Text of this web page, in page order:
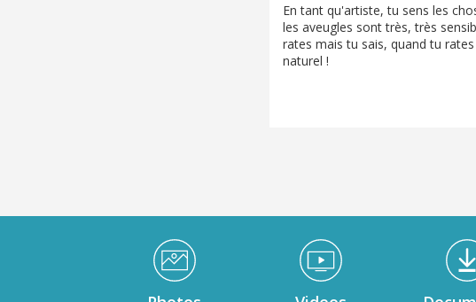
En tant qu'artiste, tu sens les
les aveugles sont très, très
rates mais tu sais, quand tu
naturel !
Médiathèque Footer